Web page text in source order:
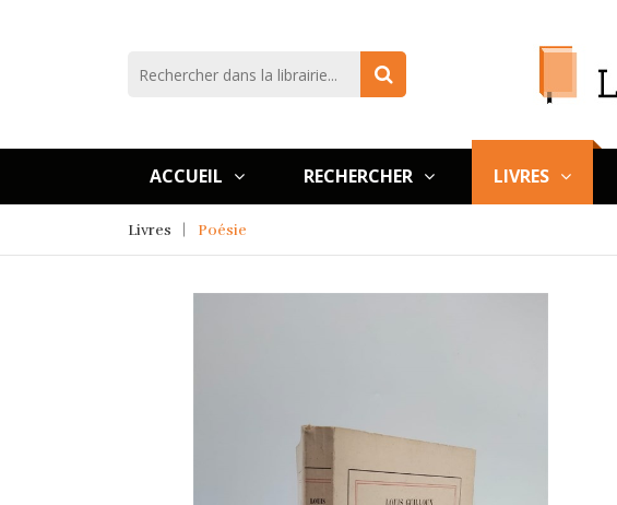
ACCUEIL RECHERCHER LIVRES
Livres Poésie